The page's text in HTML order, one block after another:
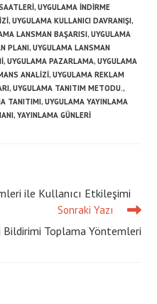
, UYGULAMA INDIRME
, UYGULAMA KULLANICI DAVRANIŞI,
LANSMAN BAŞARISI, UYGULAMA
PLANI, UYGULAMA LANSMAN
, UYGULAMA PAZARLAMA, UYGULAMA
ANALIZI, UYGULAMA REKLAM
, UYGULAMA TANITIM METODU.,
TANITIMI, UYGULAMA YAYINLAMA
, YAYINLAMA GÜNLERI
ile Kullanıcı Etkileşimi
Sonraki Yazı
Bildirimi Toplama Yöntemleri